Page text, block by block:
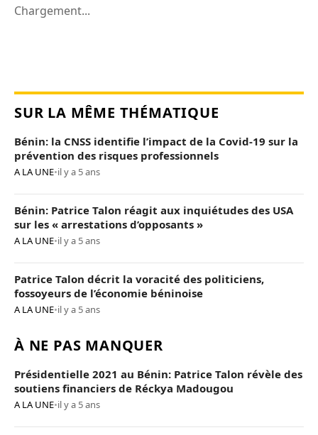
Chargement...
SUR LA MÊME THÉMATIQUE
Bénin: la CNSS identifie l’impact de la Covid-19 sur la
prévention des risques professionnels
A LA UNE•il y a 5 ans
Bénin: Patrice Talon réagit aux inquiétudes des USA
sur les « arrestations d’opposants »
A LA UNE•il y a 5 ans
Patrice Talon décrit la voracité des politiciens,
fossoyeurs de l’économie béninoise
A LA UNE•il y a 5 ans
À NE PAS MANQUER
Présidentielle 2021 au Bénin: Patrice Talon révèle des
soutiens financiers de Réckya Madougou
A LA UNE•il y a 5 ans